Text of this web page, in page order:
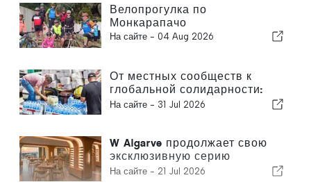
Велопрогулка по
Монкарапачо
На сайте - 04 Aug 2026
От местных сообществ к
глобальной солидарности:
коллективные меры
На сайте - 31 Jul 2026
W Algarve продолжает свою
эксклюзивную серию
«Sommelier’s Table» с отелем
На сайте - 21 Jul 2026